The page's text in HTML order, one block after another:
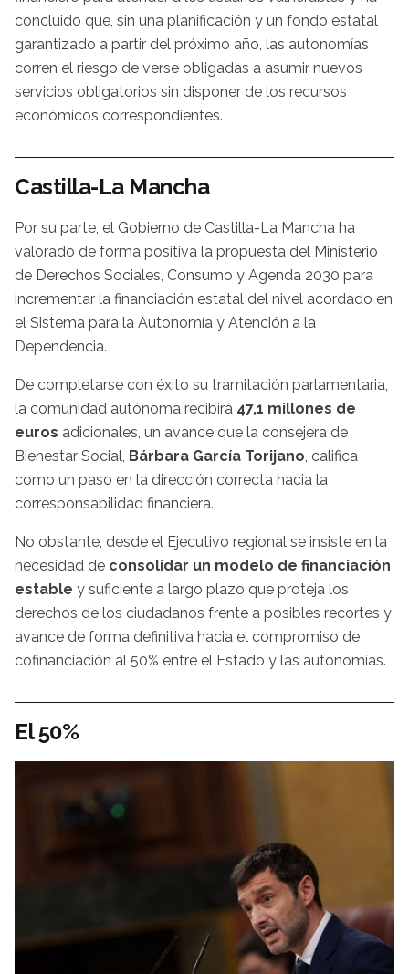
concluido que, sin una planificación y un fondo estatal
garantizado a partir del próximo año, las autonomías
corren el riesgo de verse obligadas a asumir nuevos
servicios obligatorios sin disponer de los recursos
económicos correspondientes.
Castilla-La Mancha
Por su parte, el Gobierno de Castilla-La Mancha ha
valorado de forma positiva la propuesta del Ministerio
de Derechos Sociales, Consumo y Agenda 2030 para
incrementar la financiación estatal del nivel acordado en
el Sistema para la Autonomía y Atención a la
Dependencia.
De completarse con éxito su tramitación parlamentaria,
la comunidad autónoma recibirá 47,1 millones de
euros adicionales, un avance que la consejera de
Bienestar Social, Bárbara García Torijano, califica
como un paso en la dirección correcta hacia la
corresponsabilidad financiera.
No obstante, desde el Ejecutivo regional se insiste en la
necesidad de consolidar un modelo de financiación
estable y suficiente a largo plazo que proteja los
derechos de los ciudadanos frente a posibles recortes y
avance de forma definitiva hacia el compromiso de
cofinanciación al 50% entre el Estado y las autonomías.
El 50%